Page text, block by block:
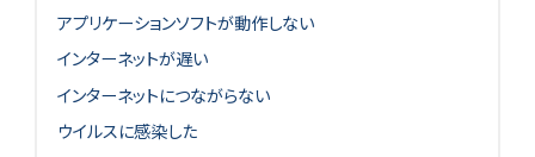
アプリケーションソフトが動作しない
インターネットが遅い
インターネットにつながらない
ウイルスに感染した